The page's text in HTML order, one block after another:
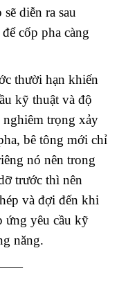
diễn ra sau
cốp pha càng
thười hạn khiến
kỹ thuật và độ
nghiêm trọng xảy
bê tông mới chỉ
nó nên trong
trước thì nên
và đợi đến khi
ứng yêu cầu kỹ
năng.